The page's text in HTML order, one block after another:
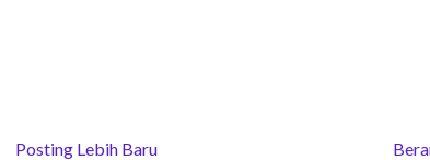
Posting Lebih Baru